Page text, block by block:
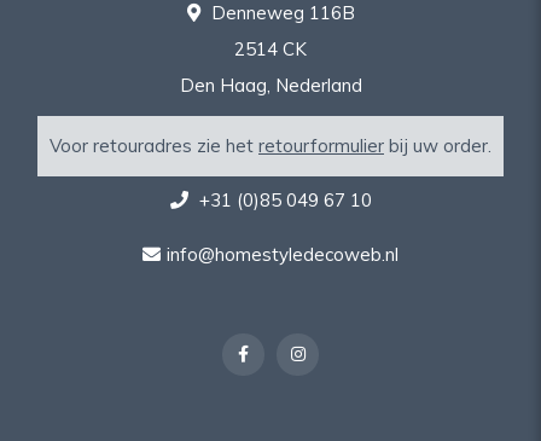
Denneweg 116B
2514 CK
Den Haag, Nederland
Voor retouradres zie het retourformulier bij uw order.
+31 (0)85 049 67 10
info@homestyledecoweb.nl